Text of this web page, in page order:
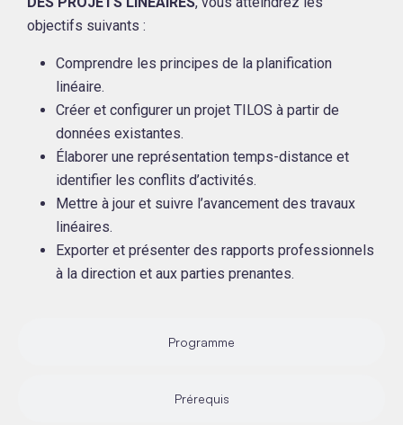
Programme
Prérequis
objectifs suivants :
Comprendre les principes de la planification
linéaire.
Créer et configurer un projet TILOS à partir de
données existantes.
Élaborer une représentation temps-distance et
identifier les conflits d’activités.
Mettre à jour et suivre l’avancement des travaux
linéaires.
Exporter et présenter des rapports professionnels
à la direction et aux parties prenantes.